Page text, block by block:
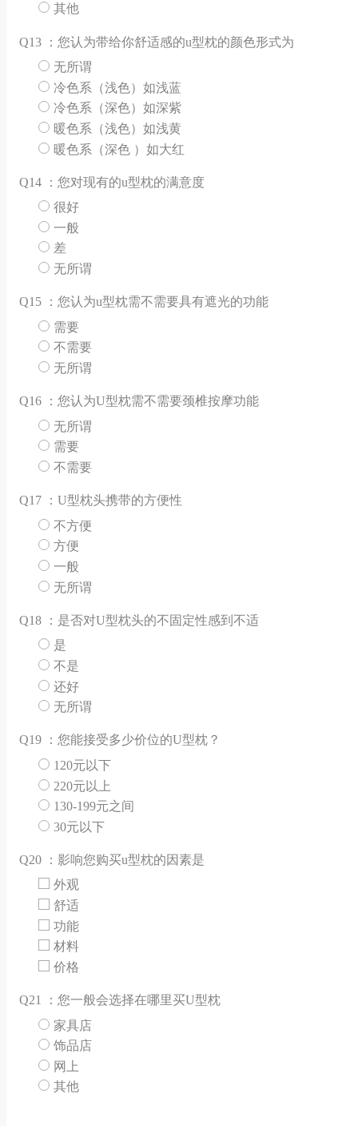
其他
Q13 ：您认为带给你舒适感的u型枕的颜色形式为
无所谓
冷色系（浅色）如浅蓝
冷色系（深色）如深紫
暖色系（浅色）如浅黄
暖色系（深色 ）如大红
Q14 ：您对现有的u型枕的满意度
很好
一般
差
无所谓
Q15 ：您认为u型枕需不需要具有遮光的功能
需要
不需要
无所谓
Q16 ：您认为U型枕需不需要颈椎按摩功能
无所谓
需要
不需要
Q17 ：U型枕头携带的方便性
不方便
方便
一般
无所谓
Q18 ：是否对U型枕头的不固定性感到不适
是
不是
还好
无所谓
Q19 ：您能接受多少价位的U型枕？
120元以下
220元以上
130-199元之间
30元以下
Q20 ：影响您购买u型枕的因素是
外观
舒适
功能
材料
价格
Q21 ：您一般会选择在哪里买U型枕
家具店
饰品店
网上
其他